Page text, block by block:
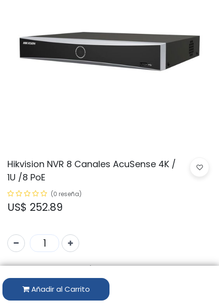
Hikvision NVR 8 Canales AcuSense 4K /
1U /8 PoE
(0 reseña)
US$ 252.89
Añadir al Carrito
Código:
Marca:HIKVISION